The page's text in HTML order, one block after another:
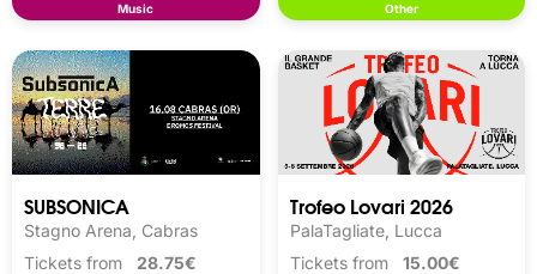
Music Other
SUBSONICA
Stagno Arena, Cabras
Tickets from 28.75€
Trofeo Lovari 2026
PalaTagliate, Lucca
Tickets from 15.00€